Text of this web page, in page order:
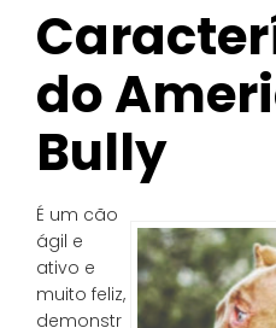
do
Bully
É um cão
ágil e
ativo e
muito feliz,
demonstr